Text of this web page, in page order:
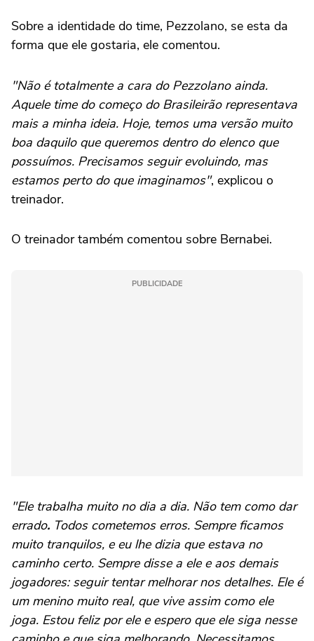
Sobre a identidade do time, Pezzolano, se esta da
forma que ele gostaria, ele comentou.
"Não é totalmente a cara do Pezzolano ainda.
Aquele time do começo do Brasileirão representava
mais a minha ideia. Hoje, temos uma versão muito
boa daquilo que queremos dentro do elenco que
possuímos. Precisamos seguir evoluindo, mas
estamos perto do que imaginamos", explicou o
treinador.
O treinador também comentou sobre Bernabei.
PUBLICIDADE
"Ele trabalha muito no dia a dia. Não tem como dar
errado. Todos cometemos erros. Sempre ficamos
muito tranquilos, e eu lhe dizia que estava no
caminho certo. Sempre disse a ele e aos demais
jogadores: seguir tentar melhorar nos detalhes. Ele é
um menino muito real, que vive assim como ele
joga. Estou feliz por ele e espero que ele siga nesse